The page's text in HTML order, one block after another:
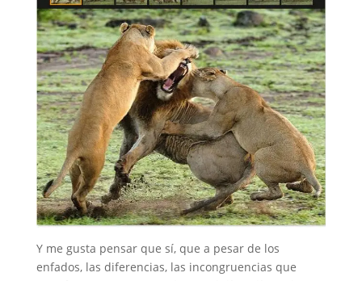
Y me gusta pensar que sí, que a pesar de los
enfados, las diferencias, las incongruencias que